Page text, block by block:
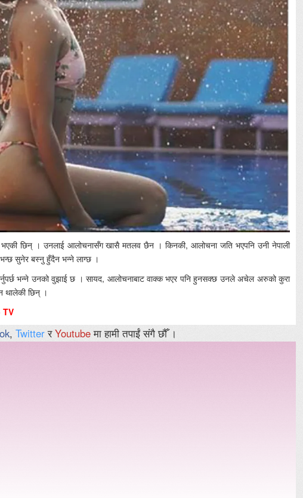
भएकी छिन् । उनलाई आलोचनासँग खासै मतलव छैन । किनकी, आलोचना जति भएपनि उनी नेपाली
सुनेर बस्नु हुँदैन भन्ने लाग्छ ।
भन्ने उनको वुझाई छ । सायद, आलोचनाबाट वाक्क भएर पनि हुनसक्छ उनले अचेल अरुको कुरा
थालेकी छिन् ।
TV
, TwitterरYoutubeमा हामी तपाईं संगै छौँ ।